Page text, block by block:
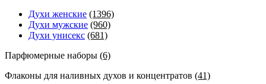
Духи женские (1396)
Духи мужские (960)
Духи унисекс (681)
Парфюмерные наборы (6)
Флаконы для наливных духов и концентратов (41)